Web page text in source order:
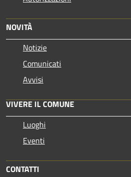
NOVITÀ
Notizie
Comunicati
Avvisi
VIVERE IL COMUNE
Luoghi
Eventi
CONTATTI